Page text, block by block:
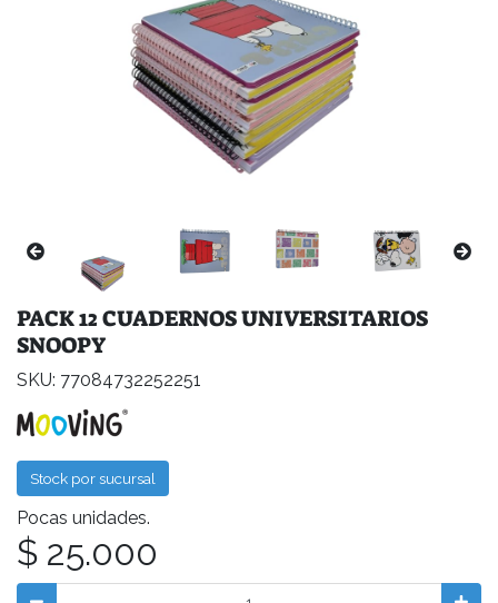
PACK 12 CUADERNOS UNIVERSITARIOS
SNOOPY
SKU: 77084732252251
Stock por sucursal
Pocas unidades.
$ 25.000